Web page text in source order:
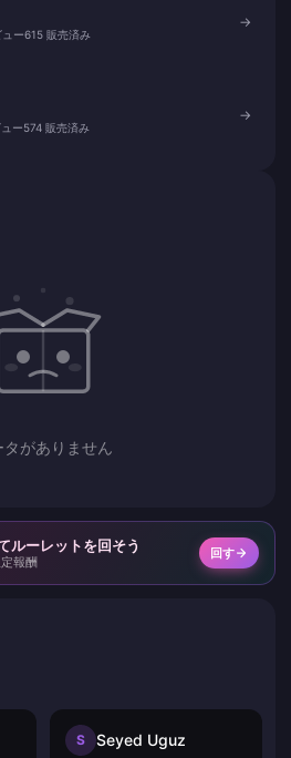
ー615 販売済み
→
ー574 販売済み
→
タがありません
ルーレットを回そう
報酬
回す
S Seyed Uguz